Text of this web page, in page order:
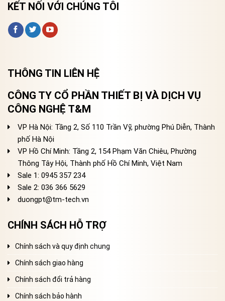
KẾT NỐI VỚI CHÚNG TÔI
THÔNG TIN LIÊN HỆ
CÔNG TY CỔ PHẦN THIẾT BỊ VÀ DỊCH VỤ
CÔNG NGHỆ T&M
VP Hà Nội: Tầng 2, Số 110 Trần Vỹ, phường Phú Diễn, Thành
phố Hà Nội
VP Hồ Chí Minh: Tầng 2, 154 Phạm Văn Chiêu, Phường
Thông Tây Hội, Thành phố Hồ Chí Minh, Việt Nam
Sale 1: 0945 357 234
Sale 2: 036 366 5629
duongpt@tm-tech.vn
CHÍNH SÁCH HỖ TRỢ
Chính sách và quy định chung
Chính sách giao hàng
Chính sách đổi trả hàng
Chính sách bảo hành